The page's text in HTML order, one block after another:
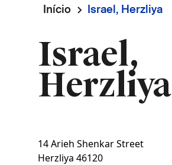
Navegação
estrutural
Início Israel, Herzliya
Israel,
Herzliya
14 Arieh Shenkar Street
Herzliya 46120